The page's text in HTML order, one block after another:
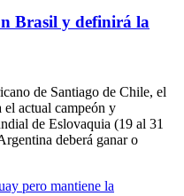
Brasil y definirá la
de Santiago de Chile, el
actual campeón y
de Eslovaquia (19 al 31
deberá ganar o